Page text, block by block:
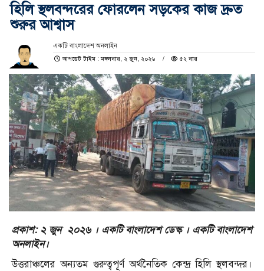
হিলি স্থলবন্দরের ফোরলেন সড়কের কাজ দ্রুত
শুরুর আশ্বাস
একটি বাংলাদেশ অনলাইন
আপডেট টাইম : মঙ্গলবার, ২ জুন, ২০২৬
৫২ বার
প্রকাশ: ২ জুন ২০২৬ । একটি বাংলাদেশ ডেস্ক । একটি বাংলাদেশ
অনলাইন।
উত্তরাঞ্চলের অন্যতম গুরুত্বপূর্ণ অর্থনৈতিক কেন্দ্র হিলি স্থলবন্দর।